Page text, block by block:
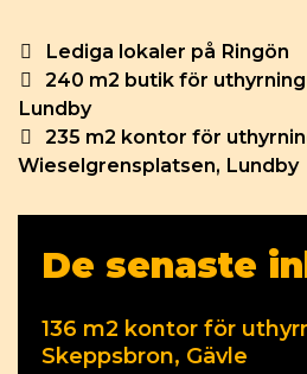
Categories
Lediga lokaler på Ringön
Post
navigation
240 m2 butik för
Lundby
235 m2 kontor för
Wieselgrensplatsen, Lundby
De senaste
136 m2 kontor för
Skeppsbron, Gävle